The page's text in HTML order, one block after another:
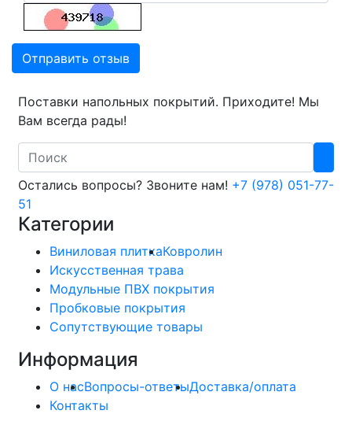
Отправить отзыв
Поставки напольных покрытий. Приходите! Мы
Вам всегда рады!
Search
Остались вопросы? Звоните нам! +7 (978) 051-77-
51
Категории
Виниловая плиткаКовролин
Искусственная трава
Модульные ПВХ покрытия
Пробковые покрытия
Сопутствующие товары
Информация
О насВопросы-ответыДоставка/оплата
Контакты